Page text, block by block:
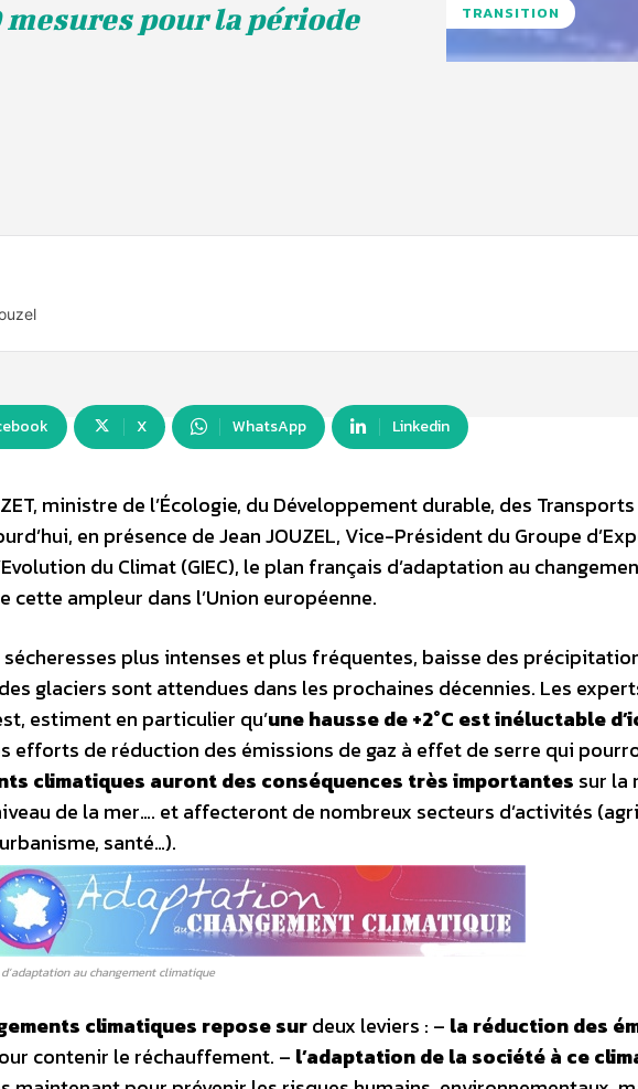
mesures pour la période
TRANSITION
X WhatsApp Linkedin
ministre de l’Écologie, du Développement durable, des
en présence de Jean JOUZEL, Vice-Président du Groupe
du Climat (GIEC), le plan français d’adaptation au
cette ampleur dans l’Union européenne.
plus intenses et plus fréquentes, baisse des
glaciers sont attendues dans les prochaines décennies. Les
estiment en particulier qu’une hausse de +2°C est inéluctable
efforts de réduction des émissions de gaz à effet de serre qui
climatiques auront des conséquences très importantes sur la
de la mer…. et affecteront de nombreux secteurs d’activités
santé…).
au changement climatique
climatiques repose surdeux leviers : – la réduction des
contenir le réchauffement. – l’adaptation de la société à ce